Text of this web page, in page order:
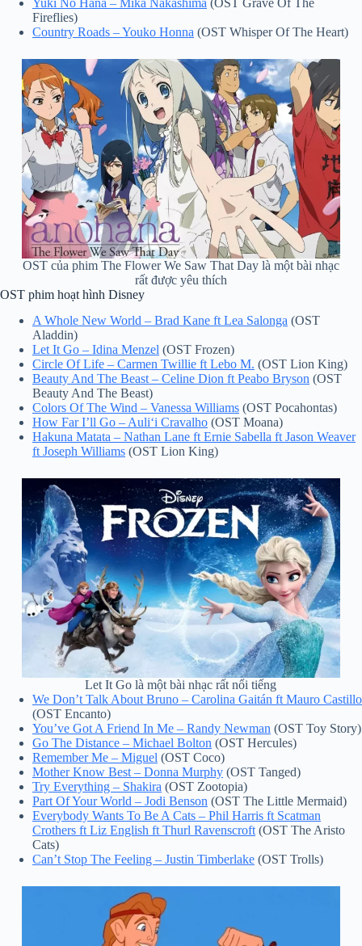
Yuki No Hana – Mika Nakashima (OST Grave Of The
Fireflies)
Country Roads – Youko Honna (OST Whisper Of The Heart)
OST của phim The Flower We Saw That Day là một bài nhạc
rất được yêu thích
OST phim hoạt hình Disney
A Whole New World – Brad Kane ft Lea Salonga (OST
Aladdin)
Let It Go – Idina Menzel (OST Frozen)
Circle Of Life – Carmen Twillie ft Lebo M. (OST Lion King)
Beauty And The Beast – Celine Dion ft Peabo Bryson (OST
Beauty And The Beast)
Colors Of The Wind – Vanessa Williams (OST Pocahontas)
How Far I’ll Go – Auliʻi Cravalho (OST Moana)
Hakuna Matata – Nathan Lane ft Ernie Sabella ft Jason Weaver
ft Joseph Williams (OST Lion King)
Let It Go là một bài nhạc rất nổi tiếng
We Don’t Talk About Bruno – Carolina Gaitán ft Mauro Castillo
(OST Encanto)
You’ve Got A Friend In Me – Randy Newman (OST Toy Story)
Go The Distance – Michael Bolton (OST Hercules)
Remember Me – Miguel (OST Coco)
Mother Know Best – Donna Murphy (OST Tanged)
Try Everything – Shakira (OST Zootopia)
Part Of Your World – Jodi Benson (OST The Little Mermaid)
Everybody Wants To Be A Cats – Phil Harris ft Scatman
Crothers ft Liz English ft Thurl Ravenscroft (OST The Aristo
Cats)
Can’t Stop The Feeling – Justin Timberlake (OST Trolls)